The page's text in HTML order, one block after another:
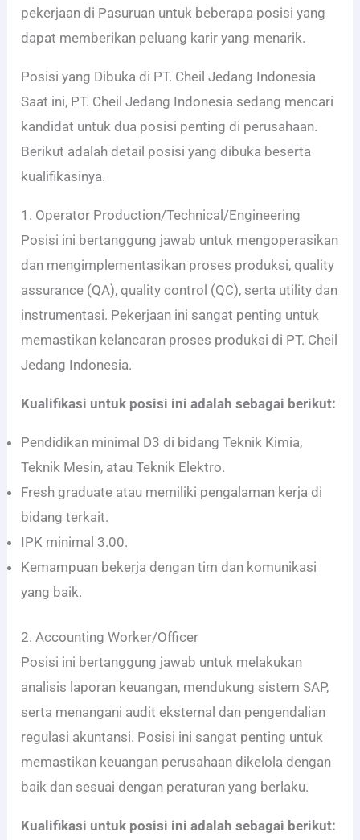
pekerjaan di Pasuruan untuk beberapa posisi yang
dapat memberikan peluang karir yang menarik.
Posisi yang Dibuka di PT. Cheil Jedang Indonesia
Saat ini, PT. Cheil Jedang Indonesia sedang mencari
kandidat untuk dua posisi penting di perusahaan.
Berikut adalah detail posisi yang dibuka beserta
kualifikasinya.
1. Operator Production/Technical/Engineering
Posisi ini bertanggung jawab untuk mengoperasikan
dan mengimplementasikan proses produksi, quality
assurance (QA), quality control (QC), serta utility dan
instrumentasi. Pekerjaan ini sangat penting untuk
memastikan kelancaran proses produksi di PT. Cheil
Jedang Indonesia.
Kualifikasi untuk posisi ini adalah sebagai berikut:
Pendidikan minimal D3 di bidang Teknik Kimia,
Teknik Mesin, atau Teknik Elektro.
Fresh graduate atau memiliki pengalaman kerja di
bidang terkait.
IPK minimal 3.00.
Kemampuan bekerja dengan tim dan komunikasi
yang baik.
2. Accounting Worker/Officer
Posisi ini bertanggung jawab untuk melakukan
analisis laporan keuangan, mendukung sistem SAP,
serta menangani audit eksternal dan pengendalian
regulasi akuntansi. Posisi ini sangat penting untuk
memastikan keuangan perusahaan dikelola dengan
baik dan sesuai dengan peraturan yang berlaku.
Kualifikasi untuk posisi ini adalah sebagai berikut: